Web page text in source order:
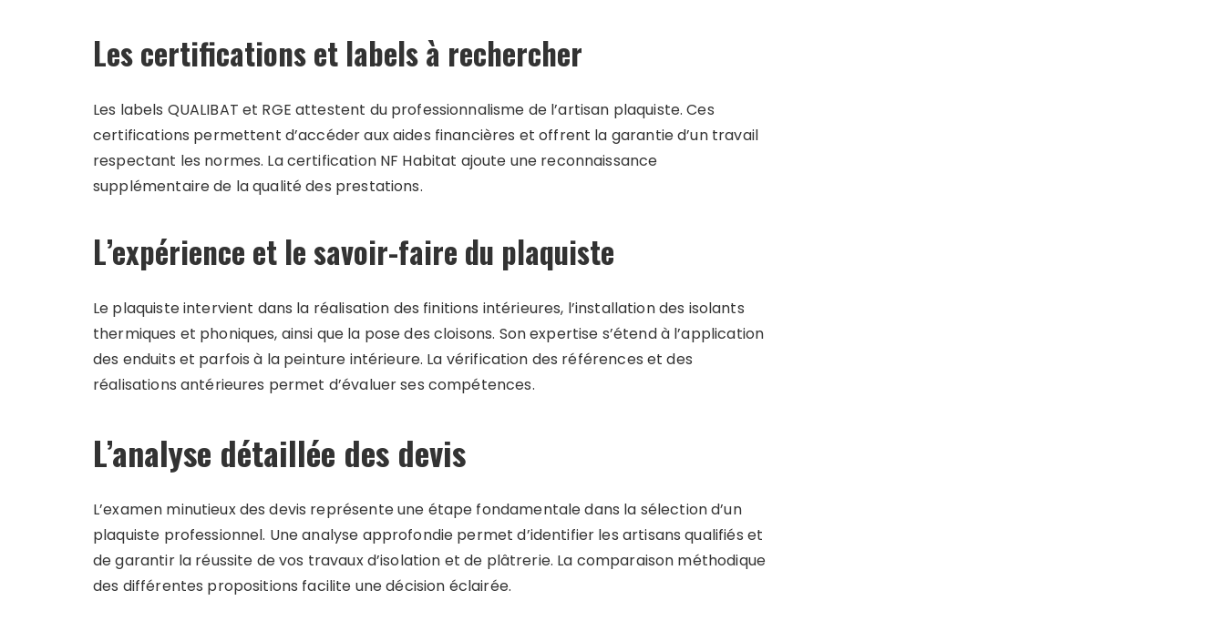
Les certifications et labels à rechercher
Les labels QUALIBAT et RGE attestent du professionnalisme de l’artisan plaquiste. Ces
certifications permettent d’accéder aux aides financières et offrent la garantie d’un travail
respectant les normes. La certification NF Habitat ajoute une reconnaissance
supplémentaire de la qualité des prestations.
L’expérience et le savoir-faire du plaquiste
Le plaquiste intervient dans la réalisation des finitions intérieures, l’installation des isolants
thermiques et phoniques, ainsi que la pose des cloisons. Son expertise s’étend à l’application
des enduits et parfois à la peinture intérieure. La vérification des références et des
réalisations antérieures permet d’évaluer ses compétences.
L’analyse détaillée des devis
L’examen minutieux des devis représente une étape fondamentale dans la sélection d’un
plaquiste professionnel. Une analyse approfondie permet d’identifier les artisans qualifiés et
de garantir la réussite de vos travaux d’isolation et de plâtrerie. La comparaison méthodique
des différentes propositions facilite une décision éclairée.